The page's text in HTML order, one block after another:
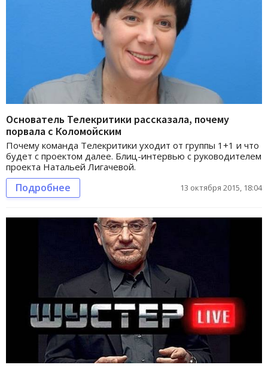
Основатель Телекритики рассказала, почему
порвала с Коломойским
Почему команда Телекритики уходит от группы 1+1 и что
будет с проектом далее. Блиц-интервью с руководителем
проекта Натальей Лигачевой.
Подробнее 13 октября 2015, 18:04